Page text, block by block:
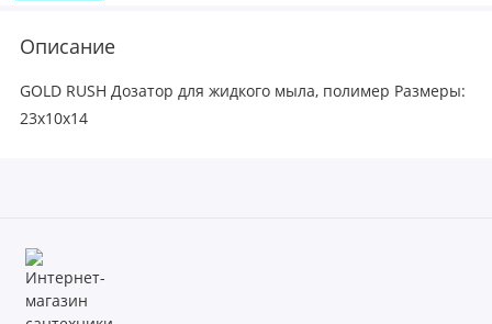
Описание
GOLD RUSH Дозатор для жидкого мыла, полимер Размеры:
23х10х14